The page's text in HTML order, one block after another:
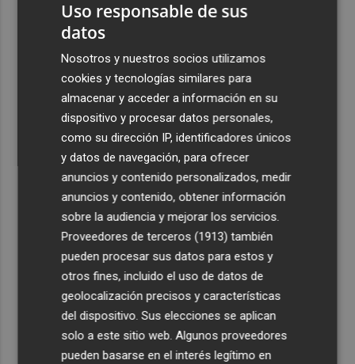
Uso responsable de sus
datos
Nosotros y nuestros socios utilizamos
cookies y tecnologías similares para
almacenar y acceder a información en su
dispositivo y procesar datos personales,
como su dirección IP, identificadores únicos
y datos de navegación, para ofrecer
anuncios y contenido personalizados, medir
anuncios y contenido, obtener información
sobre la audiencia y mejorar los servicios.
Proveedores de terceros (1913) también
pueden procesar sus datos para estos y
otros fines, incluido el uso de datos de
geolocalización precisos y características
del dispositivo. Sus elecciones se aplican
solo a este sitio web. Algunos proveedores
pueden basarse en el interés legítimo en